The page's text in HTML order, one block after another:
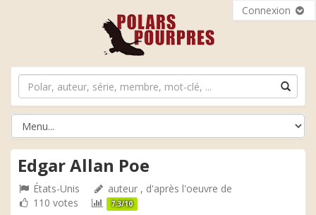
Connexion
Edgar Allan Poe
États-Unis
auteur , d'après l'oeuvre de
110 votes
7.3/10